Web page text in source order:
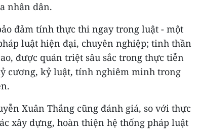
nhân dân.
đảm tính thực thi ngay trong luật - một
luật hiện đại, chuyên nghiệp; tinh thần
được quán triệt sâu sắc trong thực tiễn
cương, kỷ luật, tính nghiêm minh trong
Xuân Thắng cũng đánh giá, so với thực
xây dựng, hoàn thiện hệ thống pháp luật